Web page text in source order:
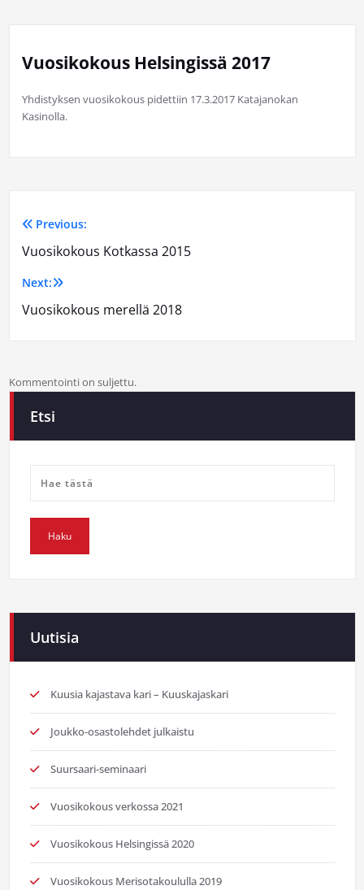
Vuosikokous Helsingissä 2017
Yhdistyksen vuosikokous pidettiin 17.3.2017 Katajanokan
Kasinolla.
Artikkelien
selaus
Previous:
Vuosikokous Kotkassa 2015
Next:
Vuosikokous merellä 2018
Kommentointi on suljettu.
Etsi
Uutisia
Kuusia kajastava kari – Kuuskajaskari
Joukko-osastolehdet julkaistu
Suursaari-seminaari
Vuosikokous verkossa 2021
Vuosikokous Helsingissä 2020
Vuosikokous Merisotakoululla 2019